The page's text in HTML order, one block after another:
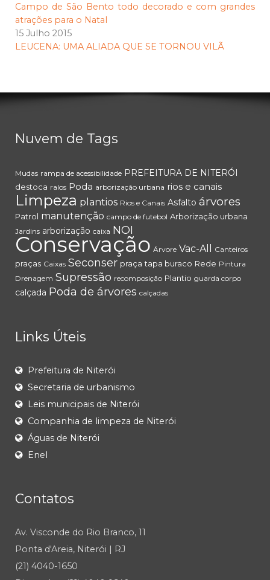
Campo de São Bento todo decorado e com grandes
atrações para o Natal
15 Julho 2015
LEUCENA: UMA ALIADA QUE SE TORNOU VILÃ
Nuvem de Tags
Mudas rampa de acessibilidade PREFEITURA DE NITERÓI
destoca ralos Poda arborização urbana rios e canais
Limpeza plantios Rios e Canais Asfalto árvores
Patrol manutenção campo de futebol Arborização urbana
Jardins arborização caixa NOI
Conservação Árvore Vac-All Canteiros
praças Caixas Seconser praça tapa buraco Rede Pintura
Drenagem Supressão recomposição Plantio guarda corpo
calçada Poda de árvores calçadas
Links Úteis
Prefeitura de Niterói
Secretaria de urbanismo
Leis municipais de Niterói
Companhia de limpeza de Niterói
Águas de Niterói
Enel
Contatos
Av. Visconde do Rio Branco, 11
Ponta d'Areia, Niterói | RJ
(21) 4040-1650